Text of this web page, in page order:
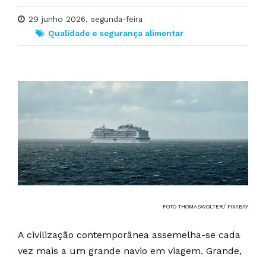
29 junho 2026, segunda-feira
Qualidade e segurança alimentar
FOTO THOMASWOLTER/ PIXABAY
A civilização contemporânea assemelha-se cada
vez mais a um grande navio em viagem. Grande,